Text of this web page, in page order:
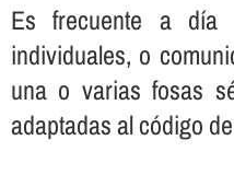
Es frecuente a
individuales, o
una o varias fosas
adaptadas al código